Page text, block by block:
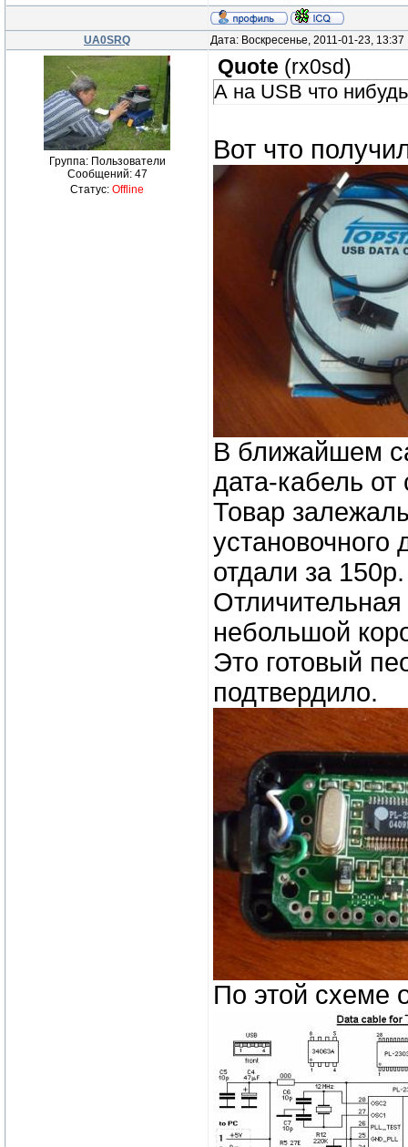
UA0SRQ Дата: Воскресенье, 2011-01-23,
Группа: Пользователи
Сообщений: 47
Статус: Offline
Quote (rx0sd)
А на USB что
Вот что
В ближайшем
дата-кабель от
Товар
установочного
отдали за 150р.
небольшой
Это готовый
подтвердило.
По этой схеме